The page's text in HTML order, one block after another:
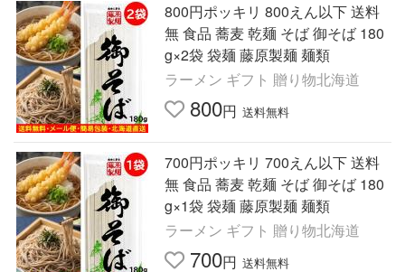
800円ポッキリ 800えん以下 送料
無 食品 蕎麦 乾麺 そば 御そば 180
g×2袋 袋麺 藤原製麺 麺類
ラーメン ギフト 贈り物北海道
800円 送料無料
700円ポッキリ 700えん以下 送料
無 食品 蕎麦 乾麺 そば 御そば 180
g×1袋 袋麺 藤原製麺 麺類
ラーメン ギフト 贈り物北海道
700円 送料無料